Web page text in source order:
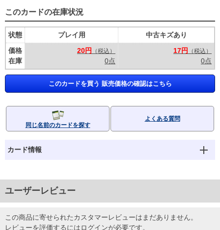
このカードの在庫状況
状態
価格
在庫
プレイ用
20円
（税込）
0点
中古キズあり
17円
（税込）
0点
このカードを買う 販売価格の確認はこちら
同じ名前のカードを探す
よくある質問
カード情報
ユーザーレビュー
この商品に寄せられたカスタマーレビューはまだありません。
レビューを評価するにはログインが必要です。